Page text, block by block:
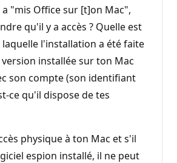
a "mis Office sur [t]on Mac",
qu'il y a accès ? Quelle est
laquelle l'installation a été faite
version installée sur ton Mac
son compte (son identifiant
ce qu'il dispose de tes
physique à ton Mac et s'il
espion installé, il ne peut